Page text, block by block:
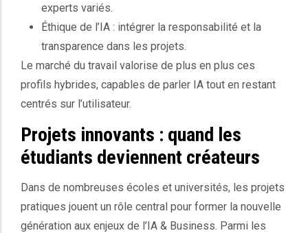
experts variés.
Éthique de l’IA : intégrer la responsabilité et la
transparence dans les projets.
Le marché du travail valorise de plus en plus ces
profils hybrides, capables de parler IA tout en restant
centrés sur l’utilisateur.
Projets innovants : quand les
étudiants deviennent créateurs
Dans de nombreuses écoles et universités, les projets
pratiques jouent un rôle central pour former la nouvelle
génération aux enjeux de l’IA & Business. Parmi les